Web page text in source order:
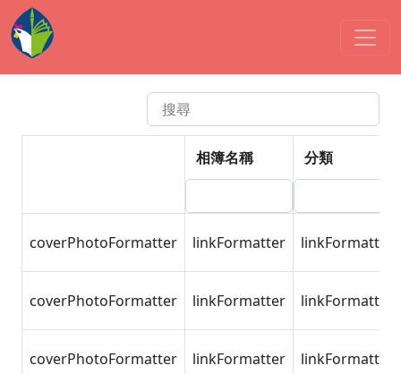
::: 活動集錦
依分類檢索
相簿名稱 分類
coverPhotoFormatter linkFormatter linkFormatter
coverPhotoFormatter linkFormatter linkFormatter
coverPhotoFormatter linkFormatter linkFormatter